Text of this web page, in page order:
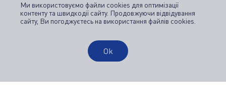
Особистий кабінет
Ми використовуємо файли cookies для оптимізації
контенту та швидкодії сайту. Продовжуючи відвідування
сайту, Ви погоджуєтесь на використання файлів cookies.
Ok